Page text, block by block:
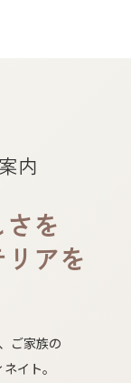
内
を​
アを​
ご家族の​
イト。​